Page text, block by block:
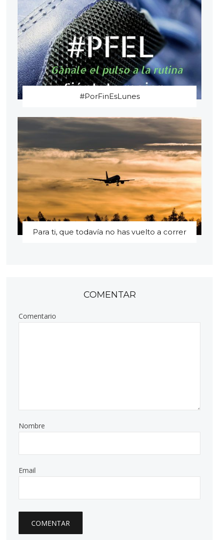
#PorFinEsLunes
Para ti, que todavía no has vuelto a correr
COMENTAR
Comentario
Nombre
Email